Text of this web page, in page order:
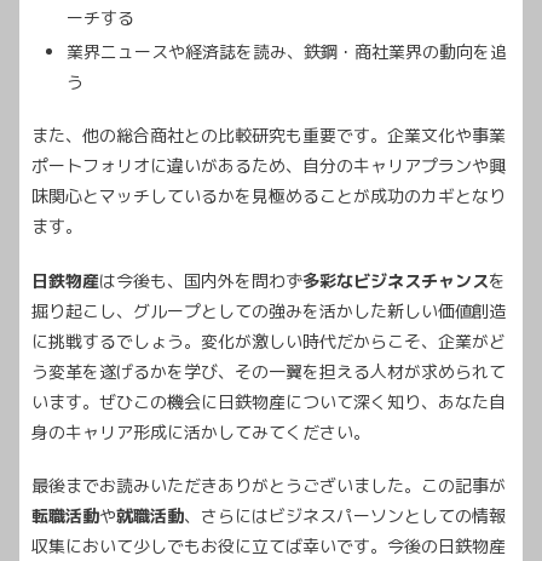
ーチする
業界ニュースや経済誌を読み、鉄鋼・商社業界の動向を追
う
また、他の総合商社との比較研究も重要です。企業文化や事業
ポートフォリオに違いがあるため、自分のキャリアプランや興
味関心とマッチしているかを見極めることが成功のカギとなり
ます。
日鉄物産は今後も、国内外を問わず多彩なビジネスチャンスを
掘り起こし、グループとしての強みを活かした新しい価値創造
に挑戦するでしょう。変化が激しい時代だからこそ、企業がど
う変革を遂げるかを学び、その一翼を担える人材が求められて
います。ぜひこの機会に日鉄物産について深く知り、あなた自
身のキャリア形成に活かしてみてください。
最後までお読みいただきありがとうございました。この記事が
転職活動や就職活動、さらにはビジネスパーソンとしての情報
収集において少しでもお役に立てば幸いです。今後の日鉄物産